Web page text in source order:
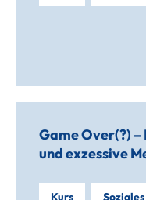
Game Over(?)
und exzessive
Kurs Soziales